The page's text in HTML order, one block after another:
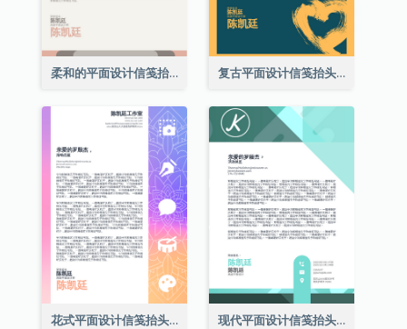
柔和的平面设计信笺抬头 复古平面设计信笺抬头
花式平面设计信笺抬头 现代平面设计信笺抬头